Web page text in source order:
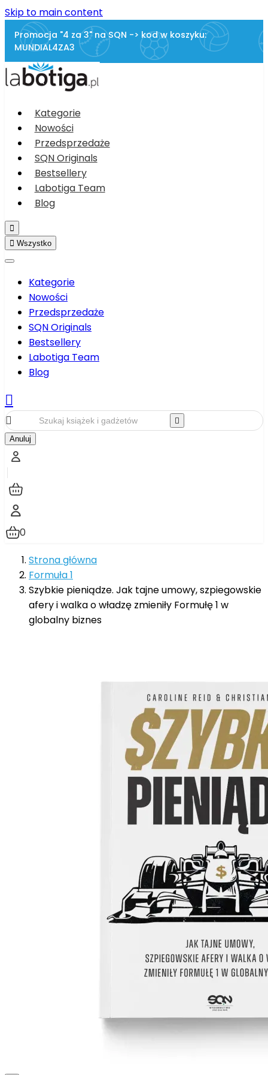
Skip to main content
Promocja "4 za 3" na SQN -> kod w koszyku:
MUNDIAL4ZA3
Kategorie
Nowości
Przedsprzedaże
SQN Originals
Bestsellery
Labotiga Team
Blog

 Wszystko
Kategorie
Nowości
Przedsprzedaże
SQN Originals
Bestsellery
Labotiga Team
Blog



Anuluj
0
Strona główna
Formuła 1
Szybkie pieniądze. Jak tajne umowy, szpiegowskie
afery i walka o władzę zmieniły Formułę 1 w
globalny biznes